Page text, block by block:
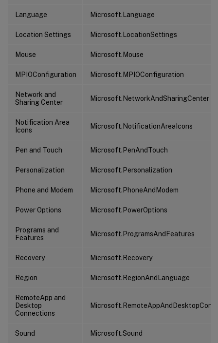
Language Microsoft.Language
Location Settings Microsoft.LocationSettings
Mouse Microsoft.Mouse
MPIOConfiguration Microsoft.MPIOConfiguration
Network and
Sharing Center
Microsoft.NetworkAndSharingCenter
Notification Area
Icons
Microsoft.NotificationAreaIcons
Pen and Touch Microsoft.PenAndTouch
Personalization Microsoft.Personalization
Phone and Modem Microsoft.PhoneAndModem
Power Options Microsoft.PowerOptions
Programs and
Features
Microsoft.ProgramsAndFeatures
Recovery Microsoft.Recovery
Region Microsoft.RegionAndLanguage
RemoteApp and
Desktop
Connections
Sound Microsoft.Sound